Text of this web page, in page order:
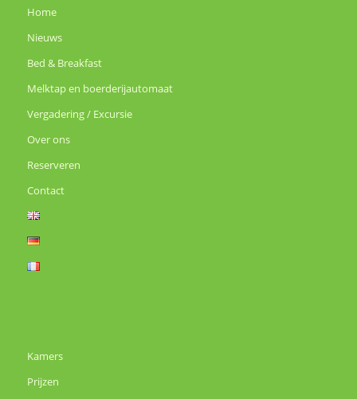
Home
Nieuws
Bed & Breakfast
Melktap en boerderijautomaat
Vergadering / Excursie
Over ons
Reserveren
Contact
Kamers
Prijzen